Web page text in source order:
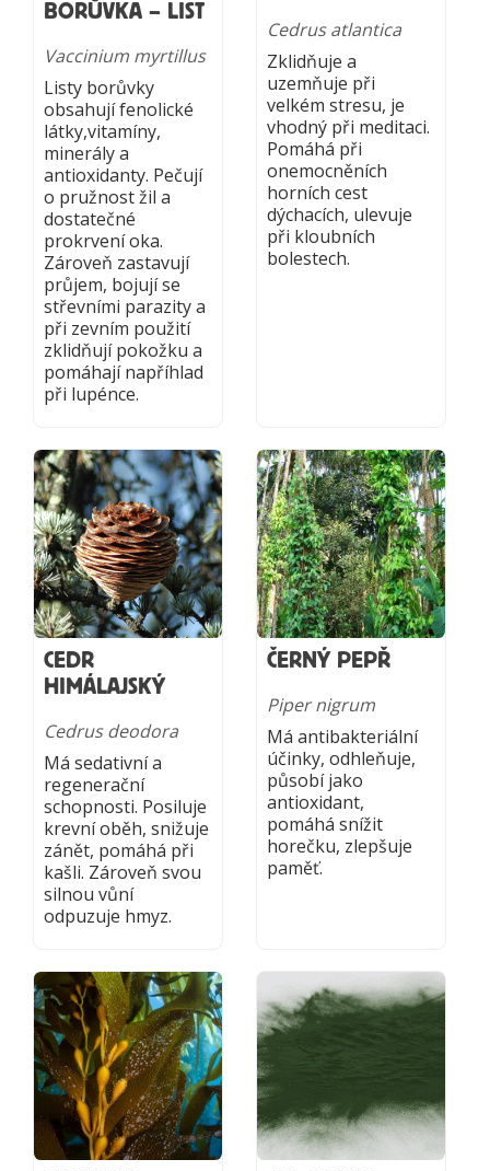
BORŮVKA – LIST
Vaccinium myrtillus
Listy borůvky
obsahují fenolické
látky,vitamíny,
minerály a
antioxidanty. Pečují
o pružnost žil a
dostatečné
prokrvení oka.
Zároveň zastavují
průjem, bojují se
střevními parazity a
při zevním použití
zklidňují pokožku a
pomáhají napříhlad
při lupénce.
Cedrus atlantica
Zklidňuje a
uzemňuje při
velkém stresu, je
vhodný při meditaci.
Pomáhá při
onemocněních
horních cest
dýchacích, ulevuje
při kloubních
bolestech.
CEDR
HIMÁLAJSKÝ
Cedrus deodora
Má sedativní a
regenerační
schopnosti. Posiluje
krevní oběh, snižuje
zánět, pomáhá při
kašli. Zároveň svou
silnou vůní
odpuzuje hmyz.
ČERNÝ PEPŘ
Piper nigrum
Má antibakteriální
účinky, odhleňuje,
působí jako
antioxidant,
pomáhá snížit
horečku, zlepšuje
paměť.